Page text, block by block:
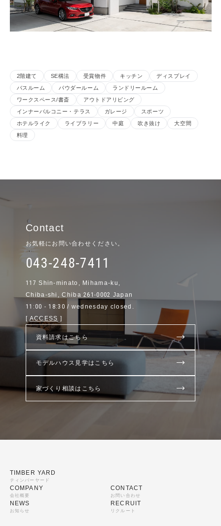
2階建て SE構法 受賞物件 キッチン
ディスプレイ
バスルーム
パウダールーム
ランドリールーム
ワークスペース/書斎
アウトドアリビング
インナーバルコニー・テラス
ガレージ
スポーツ
ホテルライク
ライブラリー 中庭 吹き抜け
大空間
料理
Contact
お気軽にお問い合わせください。
043-248-7411
117 Shin-minato, Mihama-ku,
Chiba-shi, Chiba261-0002 Japan
11:00 - 18:30 / wednesday closed.
[ ACCESS ]
資料請求はこちら
モデルハウス見学はこちら
家づくり相談はこちら
TIMBER YARD
ティンバーヤード
COMPANY
会社概要
NEWS
お知らせ
CONTACT
お問い合わせ
RECRUIT
リクルート